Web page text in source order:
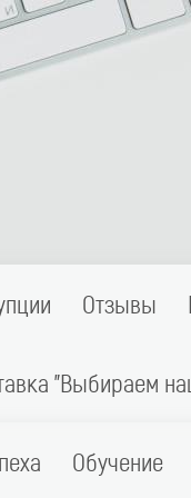
Отзывы
"Выбираем
Обучение